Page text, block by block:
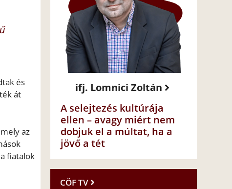
és
át
az
fiatalok
ifj. Lomnici Zoltán
A selejtezés kultúrája
ellen – avagy miért nem
dobjuk el a múltat, ha a
jövő a tét
CÖF TV